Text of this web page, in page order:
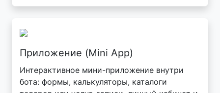
Приложение (Mini App)
Интерактивное мини-приложение внутри
бота: формы, калькуляторы, каталоги